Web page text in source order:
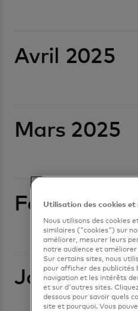
Avril 2025
Mars 2025
Février
Janvier
Utilisation des cookies
Nous utilisons des cookies
similaires ("cookies") sur
améliorer, mesurer leurs
notre audience et
Sur certains sites, nous
pour afficher des publicités
navigation et les intérêts
et sur d'autres sites.
dessous pour savoir quels
site et pourquoi. Vous